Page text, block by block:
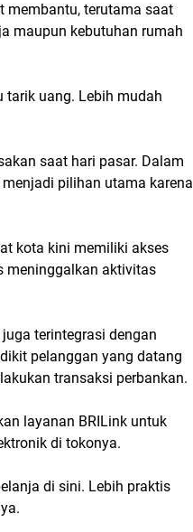
membantu, terutama saat
maupun kebutuhan rumah
tarik uang. Lebih mudah
saat hari pasar. Dalam
pilihan utama karena
kota kini memiliki akses
meninggalkan aktivitas
terintegrasi dengan
pelanggan yang datang
transaksi perbankan.
layanan BRILink untuk
di tokonya.
di sini. Lebih praktis